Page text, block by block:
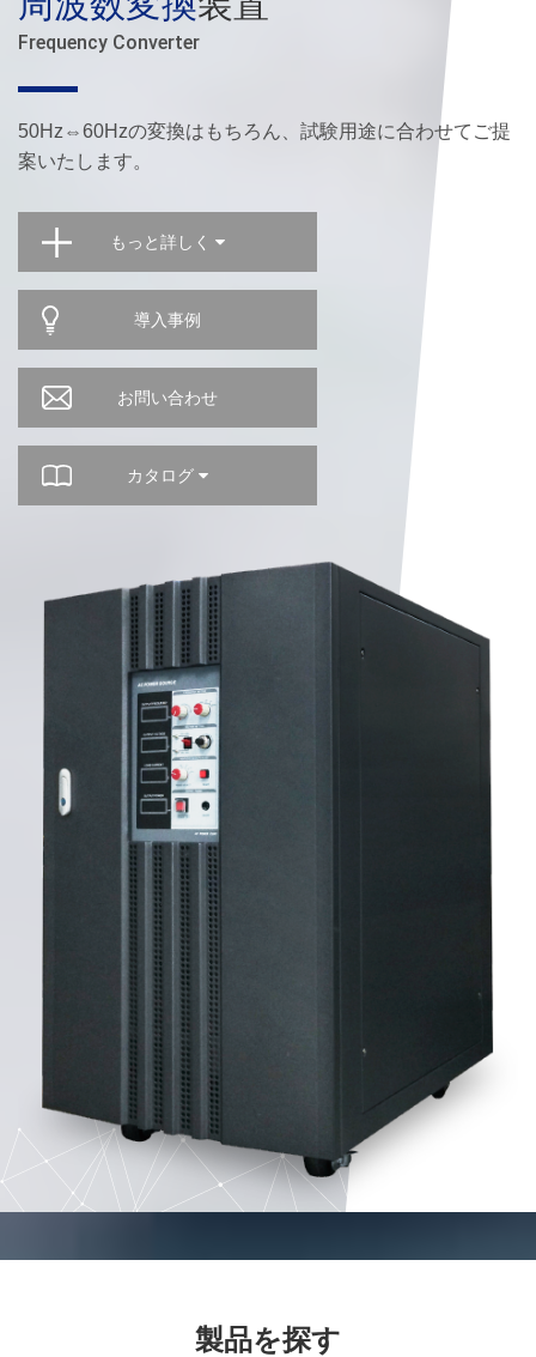
Frequency Converter
50Hz⇔60Hzの変換はもちろん、試験用途に合わせてご提
案いたします。
もっと詳しく
導入事例
お問い合わせ
カタログ
製品を探す